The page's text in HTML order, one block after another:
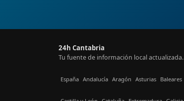
24h Cantabria
Tu fuente de información local actualizada.
España Andalucía Aragón Asturias Baleares